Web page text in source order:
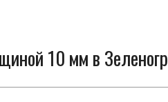
10 мм в